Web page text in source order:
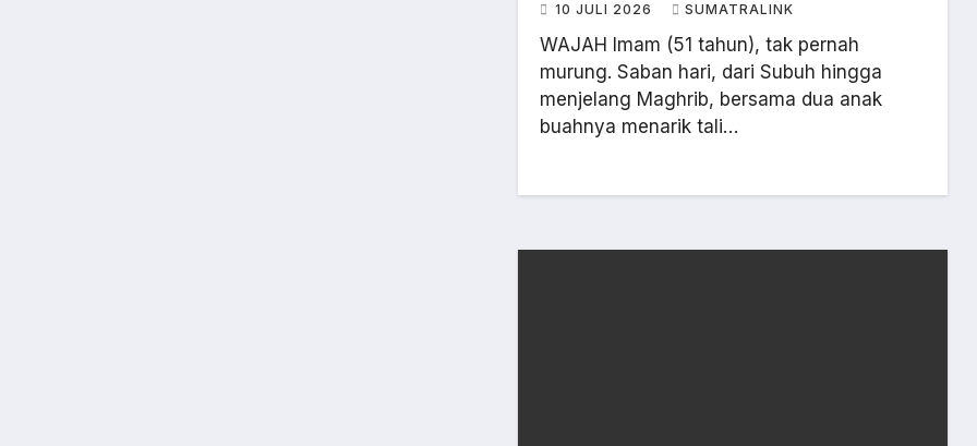
10 JULI 2026 SUMATRALINK
WAJAH Imam (51 tahun), tak pernah
murung. Saban hari, dari Subuh hingga
menjelang Maghrib, bersama dua anak
buahnya menarik tali…